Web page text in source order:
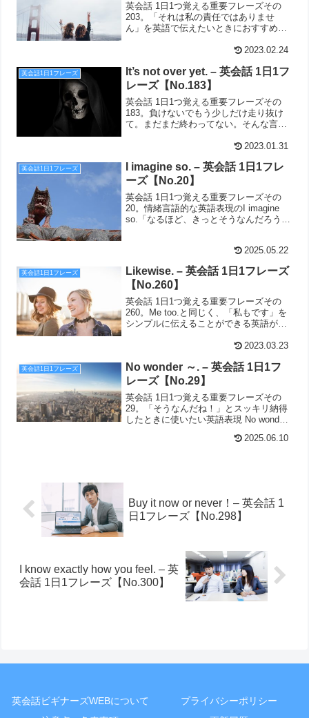
英会話 1日1つ覚える重要フレーズその
203。「それは私の責任ではありませ
ん」を英語で伝えたいときにおすすめな
2023.02.24
英会話1日1フレーズ
It’s not over yet. – 英会話 1日1フ
レーズ【No.183】
英会話 1日1つ覚える重要フレーズその
183。負けないでもう少しだけ走り抜け
て。まだまだ終わってない。そんな言葉
2023.01.31
英会話1日1フレーズ
I imagine so. – 英会話 1日1フレ
ーズ【No.20】
英会話 1日1つ覚える重要フレーズその
20。情緒言語的な英語表現のI imagine
so.「なるほど、きっとそうなんだろうな
2025.05.22
英会話1日1フレーズ
Likewise. – 英会話 1日1フレーズ
【No.260】
英会話 1日1つ覚える重要フレーズその
260。Me too.と同じく、「私もです」を
シンプルに伝えることができる英語が
2023.03.23
英会話1日1フレーズ
No wonder ～. – 英会話 1日1フ
レーズ【No.29】
英会話 1日1つ覚える重要フレーズその
29。「そうなんだね！」とスッキリ納得
したときに使いたい英語表現 No wonder
2025.06.10
Buy it now or never！– 英会話 1
日1フレーズ【No.298】
I know exactly how you feel. – 英
会話 1日1フレーズ【No.300】
英会話ビギナーズWEBについて
プライバシーポリシー